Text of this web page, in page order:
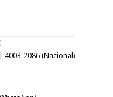
4003-2086 (Nacional)